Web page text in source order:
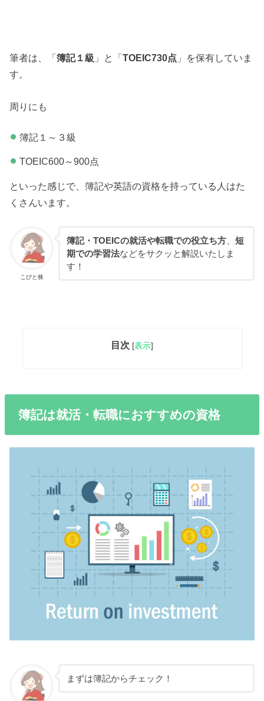
筆者は、「簿記１級 」と「TOEIC730点 」を保有していま
す。
周りにも
簿記１～３級
TOEIC600～900点
といった感じで、簿記や英語の資格を持っている人はた
くさんいます。
こびと株
簿記・TOEICの就活や転職での役立ち方、 短
期での学習法などをサクッと解説いたしま
す！
目次 [表示]
簿記は就活・転職におすすめの資格
まずは簿記からチェック！